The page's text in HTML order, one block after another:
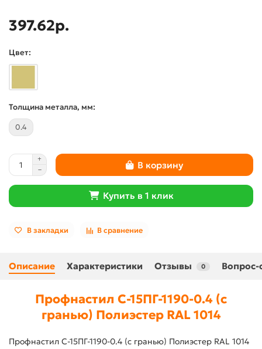
397.62р.
Цвет:
Толщина металла, мм:
0.4
В корзину
Купить в 1 клик
В закладки В сравнение
Описание Характеристики Отзывы 0 Вопрос-
Профнастил С-15ПГ-1190-0.4 (с
гранью) Полиэстер RAL 1014
Профнастил С-15ПГ-1190-0.4 (с гранью) Полиэстер RAL 1014